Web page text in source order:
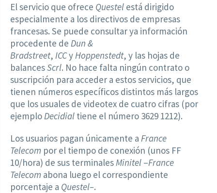
El servicio que ofrece Questel está dirigido
especialmente a los directivos de empresas
francesas. Se puede consultar ya información
procedente de Dun &
Bradstreet, ICCy Hoppenstedt, y las hojas de
balancesScrl. No hace falta ningún contrato o
suscripción para acceder a estos servicios, que
tienen números específicos distintos más largos
que los usuales de videotex de cuatro cifras (por
ejemplo Decidial tiene el número 3629 1212).
Los usuarios pagan únicamente a France
Telecom por el tiempo de conexión (unos FF
10/hora) de sus terminales Minitel –France
Telecom abona luego el correspondiente
porcentaje a Questel–.